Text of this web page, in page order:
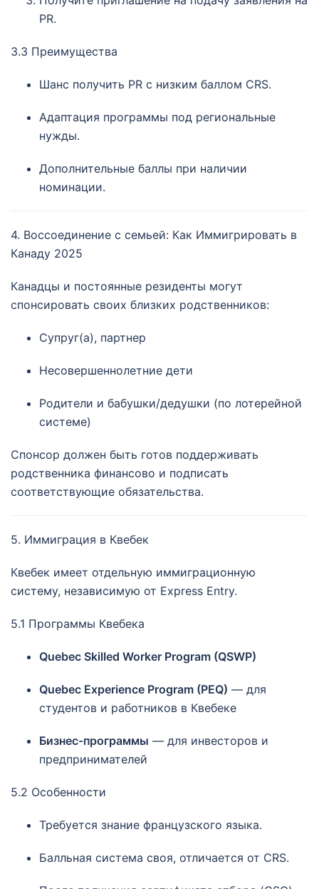
PR.
3.3 Преимущества
Шанс получить PR с низким баллом CRS.
Адаптация программы под региональные
нужды.
Дополнительные баллы при наличии
номинации.
4. Воссоединение с семьей: Как Иммигрировать в
Канаду 2025
Канадцы и постоянные резиденты могут
спонсировать своих близких родственников:
Супруг(а), партнер
Несовершеннолетние дети
Родители и бабушки/дедушки (по лотерейной
системе)
Спонсор должен быть готов поддерживать
родственника финансово и подписать
соответствующие обязательства.
5. Иммиграция в Квебек
Квебек имеет отдельную иммиграционную
систему, независимую от Express Entry.
5.1 Программы Квебека
Quebec Skilled Worker Program (QSWP)
Quebec Experience Program (PEQ) — для
студентов и работников в Квебеке
Бизнес-программы — для инвесторов и
предпринимателей
5.2 Особенности
Требуется знание французского языка.
Балльная система своя, отличается от CRS.